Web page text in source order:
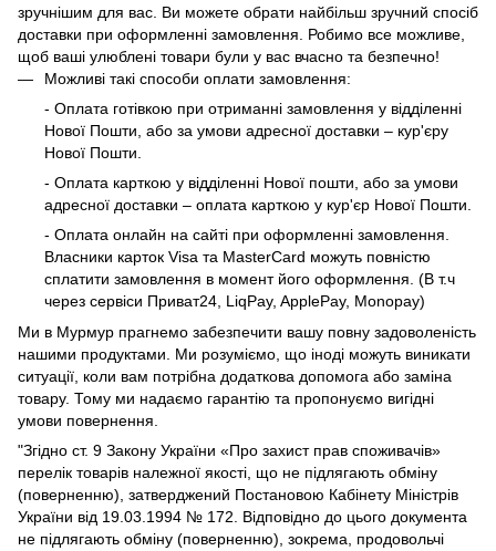
зручнішим для вас. Ви можете обрати найбільш зручний спосіб
доставки при оформленні замовлення. Робимо все можливе,
щоб ваші улюблені товари були у вас вчасно та безпечно!
Можливі такі способи оплати замовлення:
- Оплата готівкою при отриманні замовлення у відділенні
Нової Пошти, або за умови адресної доставки – кур'єру
Нової Пошти.
- Оплата карткою у відділенні Нової пошти, або за умови
адресної доставки – оплата карткою у кур'єр Нової Пошти.
- Оплата онлайн на сайті при оформленні замовлення.
Власники карток Visa та MasterCard можуть повністю
сплатити замовлення в момент його оформлення. (В т.ч
через сервіси Приват24, LiqPay, ApplePay, Monopay)
Ми в Мурмур прагнемо забезпечити вашу повну задоволеність
нашими продуктами. Ми розуміємо, що іноді можуть виникати
ситуації, коли вам потрібна додаткова допомога або заміна
товару. Тому ми надаємо гарантію та пропонуємо вигідні
умови повернення.
"Згідно ст. 9 Закону України «Про захист прав споживачів»
перелік товарів належної якості, що не підлягають обміну
(поверненню), затверджений Постановою Кабінету Міністрів
України від 19.03.1994 № 172. Відповідно до цього документа
не підлягають обміну (поверненню), зокрема, продовольчі